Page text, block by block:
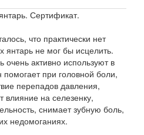
Сертификат.
что практически нет
янтарь не мог бы исцелить.
активно используют в
при головной боли,
перепадов давления,
влияние на селезенку,
снимает зубную боль,
недомоганиях.